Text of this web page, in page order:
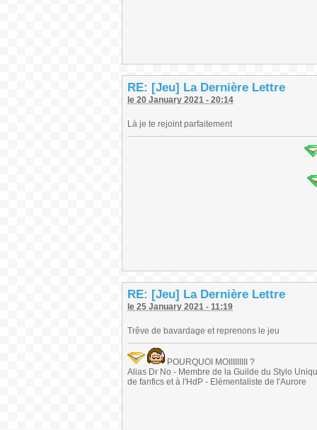
RE: [Jeu] La Dernière Lettre
le 20 January 2021 - 20:14
Là je te rejoint parfaitement
RE: [Jeu] La Dernière Lettre
le 25 January 2021 - 11:19
Trêve de bavardage et reprenons le jeu
POURQUOI MOIIIIIIIII ?
Alias Dr No - Membre de la Guilde du Stylo
de fanfics et à l'HdP - Elémentaliste de l'Aurore